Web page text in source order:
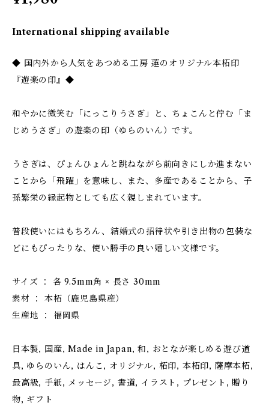
International shipping available
◆ 国内外から人気をあつめる工房 蓮のオリジナル本柘印
『遊楽の印』◆
和やかに微笑む「にっこりうさぎ」と、ちょこんと佇む「ま
じめうさぎ」の遊楽の印（ゆらのいん）です。
うさぎは、ぴょんひょんと跳ねながら前向きにしか進まない
ことから「飛躍」を意味し、また、多産であることから、子
孫繁栄の縁起物としても広く親しまれています。
普段使いにはもちろん、結婚式の招待状や引き出物の包装な
どにもぴったりな、使い勝手の良い嬉しい文様です。
サイズ ： 各 9.5mm角 × 長さ 30mm
素材 ： 本柘（鹿児島県産）
生産地 ： 福岡県
日本製, 国産, Made in Japan, 和, おとなが楽しめる遊び道
具, ゆらのいん, はんこ, オリジナル, 柘印, 本柘印, 薩摩本柘,
最高級, 手紙, メッセージ, 書道, イラスト, プレゼント, 贈り
物, ギフト